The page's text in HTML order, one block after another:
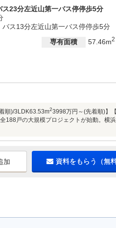
ス23分左近山第一バス停停歩5分
ス13分左近山第一バス停停歩5分
専有面積 57.46m2
順)/3LDK63.53m23998万円～(先着順)】
188戸の大規模プロジェクトが始動。横
加 資料をもらう（無料